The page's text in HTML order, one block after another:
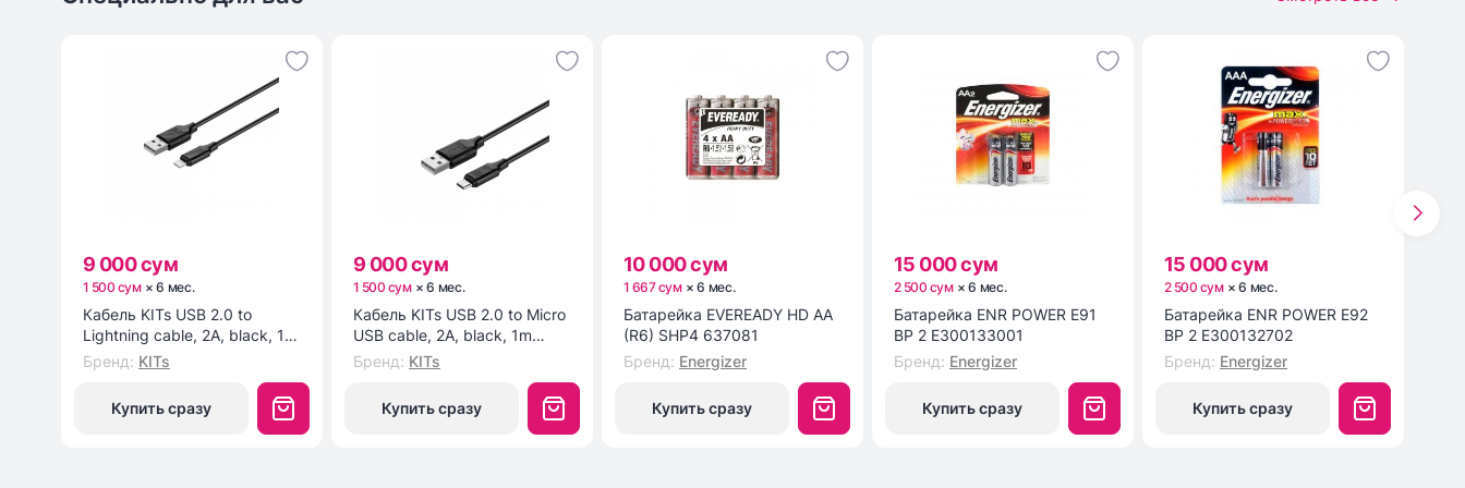
9 000 сум
1 500 сум ×6 мес.
Кабель KITs USB 2.0 to
Lightning cable, 2A, black, 1m
(KITS-W-003)
Бренд: KITs
Купить сразу
9 000 сум
1 500 сум ×6 мес.
Кабель KITs USB 2.0 to Micro
USB cable, 2A, black, 1m
(KITS-W-002)
Бренд: KITs
Купить сразу
10 000 сум
1 667 сум ×6 мес.
Батарейка EVEREADY HD AA
(R6) SHP4 637081
Бренд: Energizer
Купить сразу
15 000 сум
2 500 сум ×6 мес.
Батарейка ENR POWER E91
BP 2 E300133001
Бренд: Energizer
Купить сразу
15 000 сум
2 500 сум ×6 мес.
Батарейка ENR POWER E92
BP 2 E300132702
Бренд: Energizer
Купить сразу